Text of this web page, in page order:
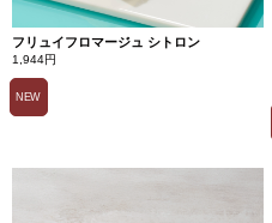
フリュイフロマージュ シトロン
1,944円
NEW